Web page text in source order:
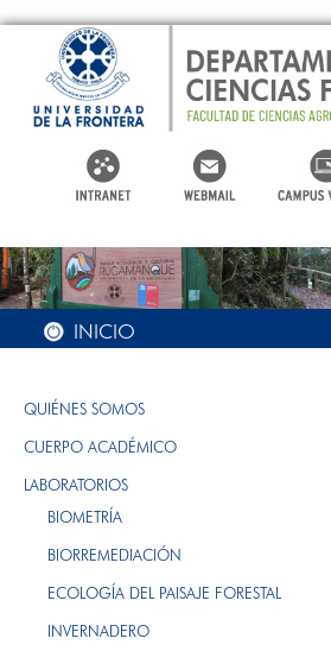
INICIO
QUIÉNES SOMOS
CUERPO ACADÉMICO
LABORATORIOS
BIOMETRÍA
BIORREMEDIACIÓN
ECOLOGÍA DEL PAISAJE FORESTAL
INVERNADERO